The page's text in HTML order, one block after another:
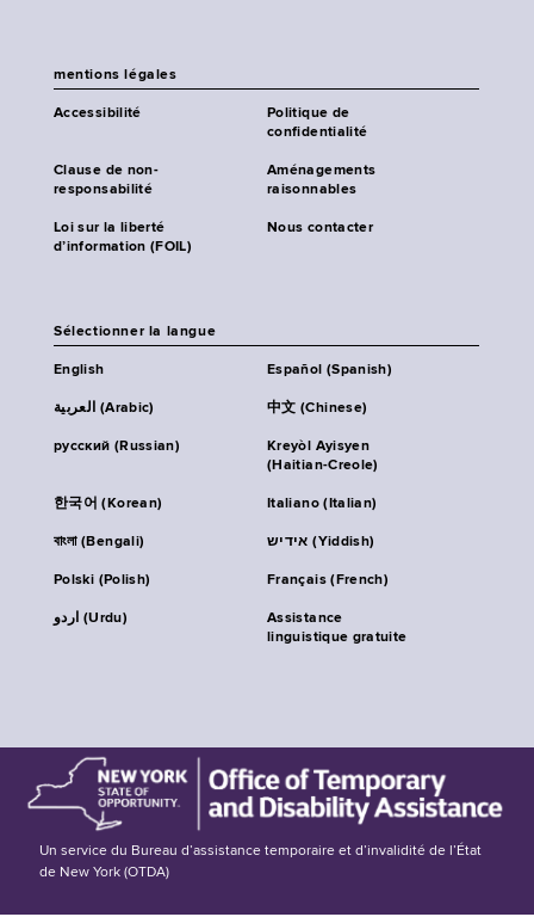
mentions légales
Accessibilité
Politique de
confidentialité
Clause de non-
responsabilité
Aménagements
raisonnables
Loi sur la liberté
d’information (FOIL)
Nous contacter
Sélectionner la langue
English Español (Spanish)
العربية (Arabic) 中文 (Chinese)
русский (Russian)
Kreyòl Ayisyen
(Haitian-Creole)
한국어 (Korean) Italiano (Italian)
বাংলা (Bengali) אידיש (Yiddish)
Polski (Polish) Français (French)
اردو (Urdu)
Assistance
linguistique gratuite
Un service du Bureau d’assistance temporaire et d’invalidité de l’État
de New York (OTDA)